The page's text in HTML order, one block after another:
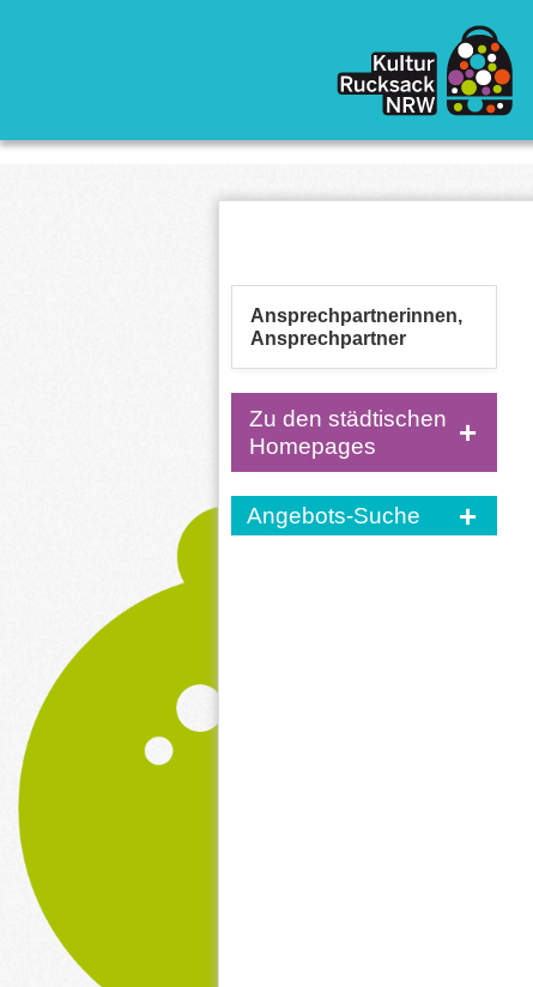
Ansprechpartnerinnen,
Ansprechpartner
Zu den städtischen
Homepages
Angebots-Suche